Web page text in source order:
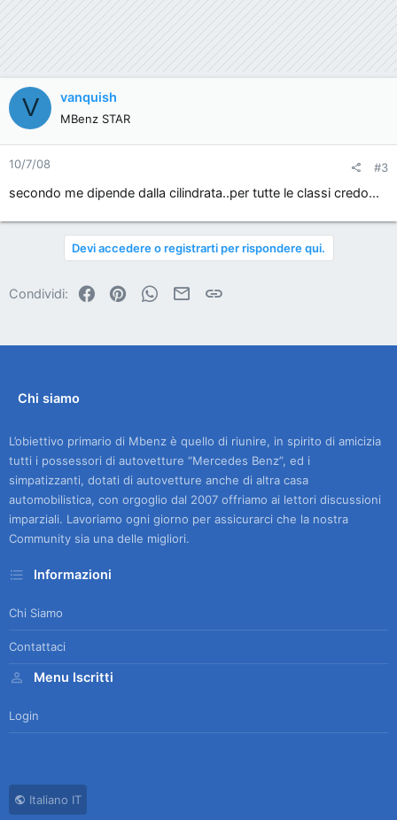
V vanquish
MBenz STAR
10/7/08 #3
secondo me dipende dalla cilindrata..per tutte le classi credo...
Devi accedere o registrarti per rispondere qui.
Condividi: FacebookPinterestWhatsApp
Email
Chi siamo
L’obiettivo primario di Mbenz è quello di riunire, in spirito di amicizia
tutti i possessori di autovetture “Mercedes Benz”, ed i
simpatizzanti, dotati di autovetture anche di altra casa
automobilistica, con orgoglio dal 2007 offriamo ai lettori discussioni
imparziali. Lavoriamo ogni giorno per assicurarci che la nostra
Community sia una delle migliori.
Informazioni
Chi Siamo
Contattaci
Menu Iscritti
Login
Italiano IT